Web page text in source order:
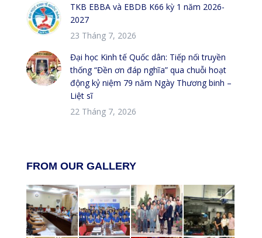
TKB EBBA và EBDB K66 kỳ 1 năm 2026-
2027
23 Tháng 7, 2026
Đại học Kinh tế Quốc dân: Tiếp nối truyền
thống “Đền ơn đáp nghĩa” qua chuỗi hoạt
động kỷ niệm 79 năm Ngày Thương binh –
Liệt sĩ
22 Tháng 7, 2026
FROM OUR GALLERY